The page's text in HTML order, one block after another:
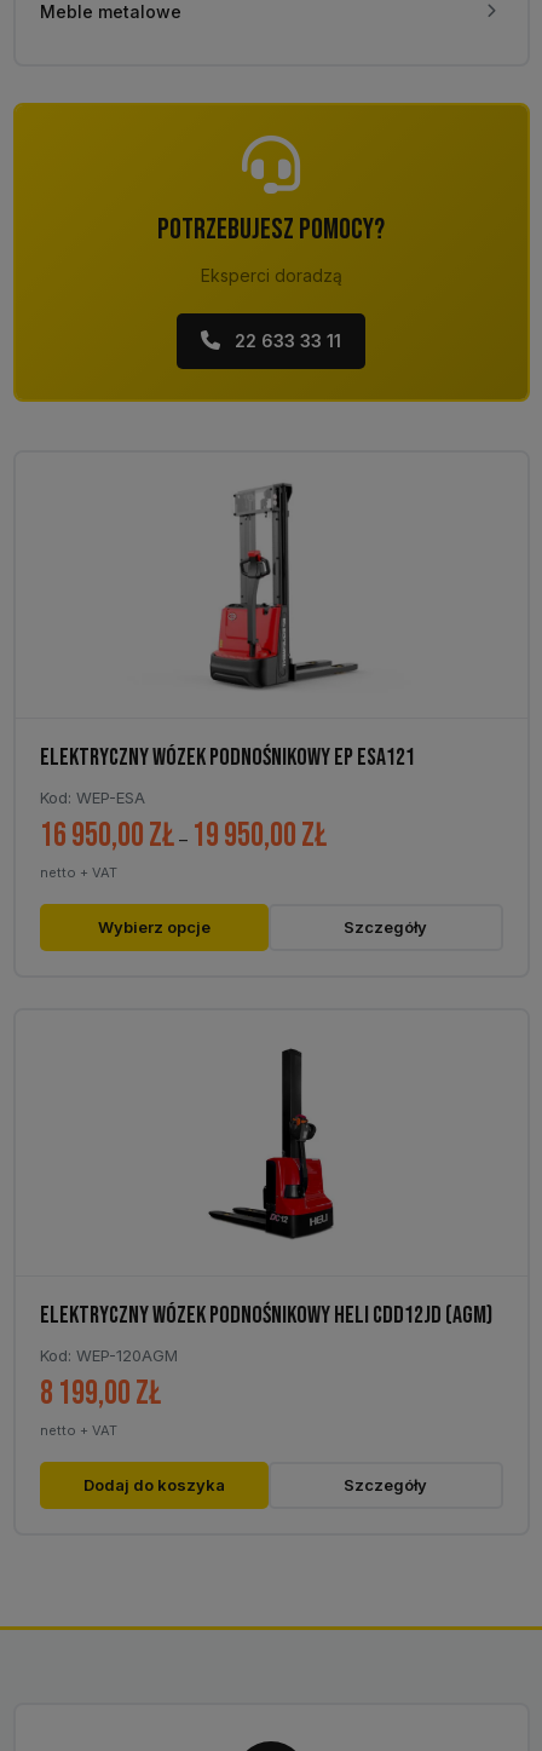
Meble metalowe
POTRZEBUJESZ POMOCY?
Eksperci doradzą
22 633 33 11
ELEKTRYCZNY WÓZEK PODNOŚNIKOWY EP ESA121
Kod: WEP-ESA
16 950,00zł – 19 950,00zł
950,00 zł
netto + VAT
Wybierz opcje
Ten
produkt
Szczegóły
ELEKTRYCZNY WÓZEK PODNOŚNIKOWY HELI CDD12JD (AGM)
Kod: WEP-120AGM
8 199,00zł
netto + VAT
Dodaj do koszyka Szczegóły